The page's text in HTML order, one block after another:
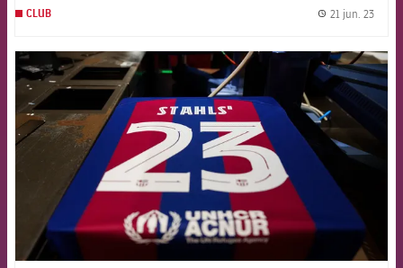
CLUB 21 jun. 23
FCB Barcelona badge